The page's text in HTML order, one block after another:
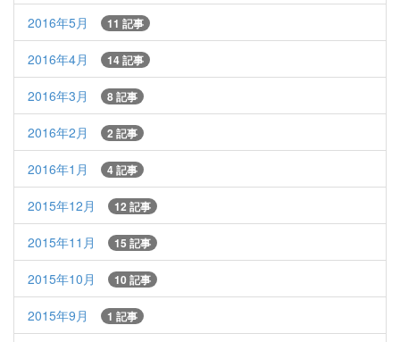
2016年5月 11 記事
2016年4月 14 記事
2016年3月 8 記事
2016年2月 2 記事
2016年1月 4 記事
2015年12月 12 記事
2015年11月 15 記事
2015年10月 10 記事
2015年9月 1 記事